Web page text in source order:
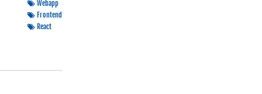
Webapp
Frontend
React